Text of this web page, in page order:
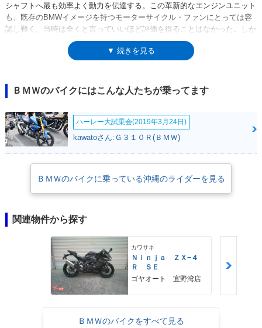
シャフトへ最も効率よく動力を伝達する。この革新的なエンジンユニット
も、既存のBMWイメージを持つモーターサイクル・ファンにとっては容
認し難く、当時は全くと言っていいほど評価を得ることはなかった。しか
し全てが新しいKシリーズのテクノロジーは後のモーターサイクルに活か
され、今では当たり前の装備も、遡ればこのモデルが市販車として最初に
▼ 続きを見る
ＢＭＷのバイクにはこんな人たちが乗ってます
ハーレー大試乗会(2019年3月24日)
kawatoさん:Ｇ３１０Ｒ(ＢＭＷ)
ＢＭＷのバイクに乗っている沖縄のライダーを見る
関連物件から探す
カワサキ
Ｎｉｎｊａ ＺＸ−４
Ｒ ＳＥ
ゴヤオート 宜野湾店
ＢＭＷのバイクをすべて見る